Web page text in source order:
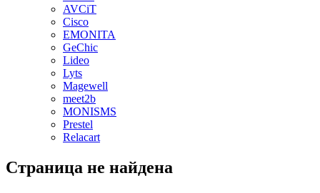
AVCiT
Cisco
EMONITA
GeChic
Lideo
Lyts
Magewell
meet2b
MONISMS
Prestel
Relacart
Страница не найдена